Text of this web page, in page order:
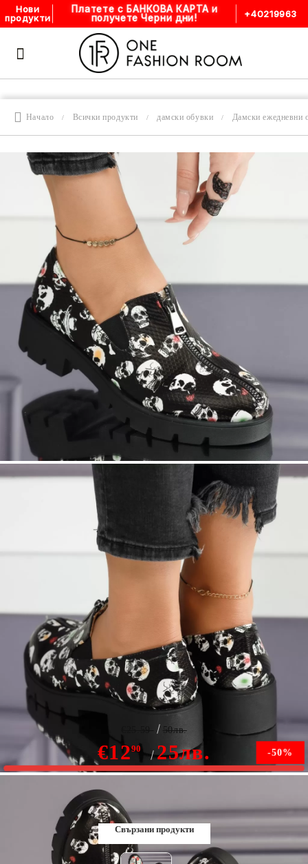
Нови
продукти
Платете с БАНКОВА КАРТА и
получете Черни дни!
+40219963
Начало Всички продукти дамски обувки Дамски ежедневни
дамски ежедневни обувки Cole черен #7328M
-50%
€1290 25лв.
50лв.
Свързани продукти